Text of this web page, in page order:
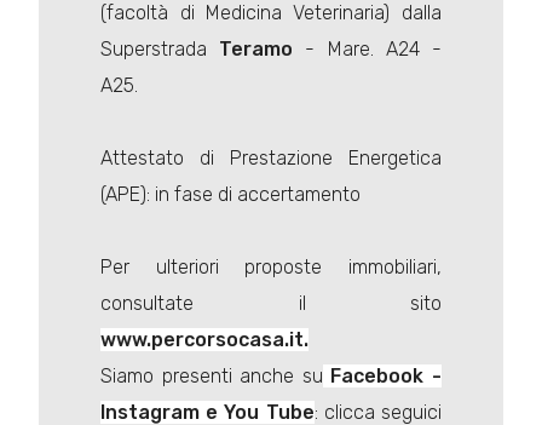
(facoltà di Medicina Veterinaria) dalla
Superstrada Teramo - Mare. A24 -
A25.
Attestato di Prestazione Energetica
(APE): in fase di accertamento
Per ulteriori proposte immobiliari,
consultate il sito
www.percorsocasa.it.
Siamo presenti anche su Facebook -
Instagram e You Tube: clicca seguici